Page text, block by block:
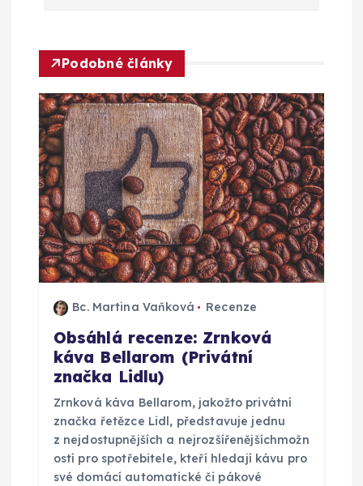
a
c
e
p
r
o
p
Podobné články
Bc. Martina Vaňková Recenze
Obsáhlá recenze: Zrnková
káva Bellarom (Privátní
značka Lidlu)
Zrnková káva Bellarom, jakožto privátní
značka řetězce Lidl, představuje jednu
z nejdostupnějších a nejrozšířenějšíchmožn
ostí pro spotřebitele, kteří hledají kávu pro
své domácí automatické či pákové